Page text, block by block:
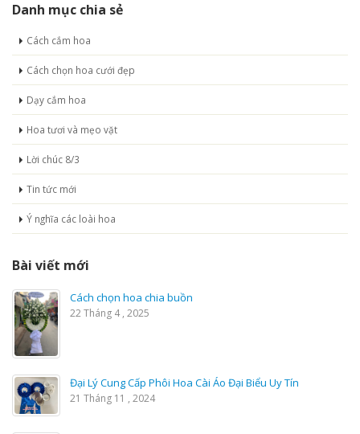
Danh mục chia sẻ
Cách cắm hoa
Cách chọn hoa cưới đẹp
Dạy cắm hoa
Hoa tươi và mẹo vặt
Lời chúc 8/3
Tin tức mới
Ý nghĩa các loài hoa
Bài viết mới
Cách chọn hoa chia buồn
22 Tháng 4 , 2025
Đại Lý Cung Cấp Phôi Hoa Cài Áo Đại Biểu Uy Tín
21 Tháng 11 , 2024